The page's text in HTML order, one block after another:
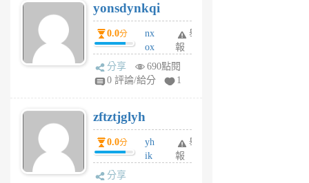
6
個
月
前
yonsdynkqi
0.0分
nx
ox
rh
pe
月
前
舉
報
分享
690點閱
0 評論/給分
1
zftztjglyh
0.0分
yh
ik
舉
報
分享